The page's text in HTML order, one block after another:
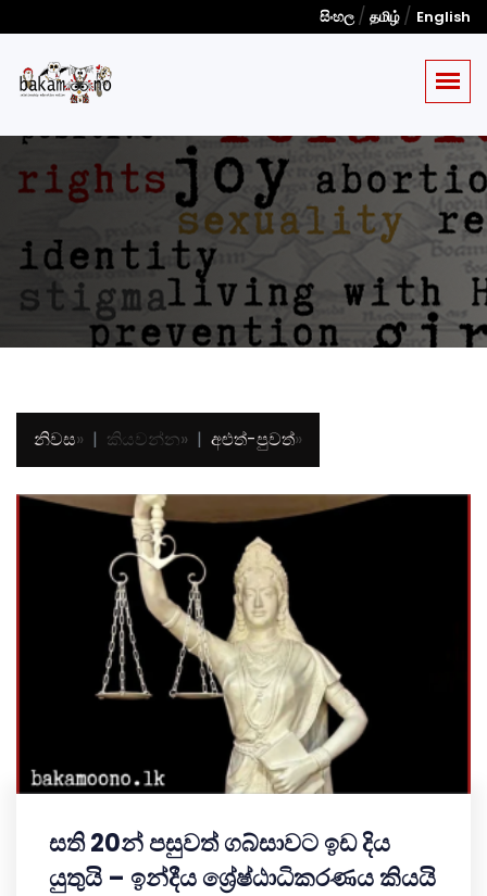
සිංහල/ தமிழ் / English
නිවස» කියවන්න» අළුත්-පුවත්»
සති 20න් පසුවත් ගබ්සාවට ඉඩ දිය
යුතුයි – ඉන්දීය ශ්‍රේෂ්ඨාධිකරණය කියයි